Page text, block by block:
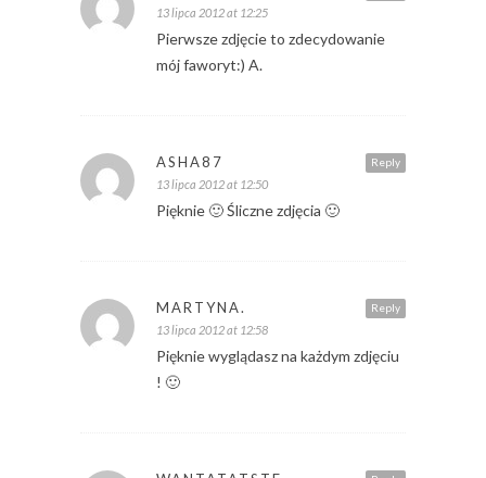
13 lipca 2012 at 12:25
Pierwsze zdjęcie to zdecydowanie
mój faworyt:) A.
Reply
ASHA87
13 lipca 2012 at 12:50
Pięknie 🙂 Śliczne zdjęcia 🙂
Reply
MARTYNA.
13 lipca 2012 at 12:58
Pięknie wyglądasz na każdym zdjęciu
! 🙂